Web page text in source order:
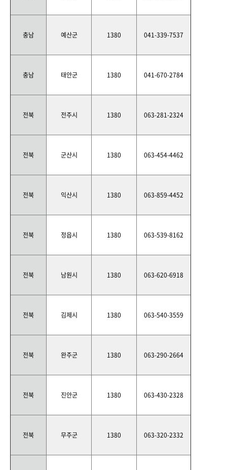
충남 예산군 1380 041-339-7537
충남 태안군 1380 041-670-2784
전북 전주시 1380 063-281-2324
전북 군산시 1380 063-454-4462
전북 익산시 1380 063-859-4452
전북 정읍시 1380 063-539-8162
전북 남원시 1380 063-620-6918
전북 김제시 1380 063-540-3559
전북 완주군 1380 063-290-2664
전북 진안군 1380 063-430-2328
전북 무주군 1380 063-320-2332